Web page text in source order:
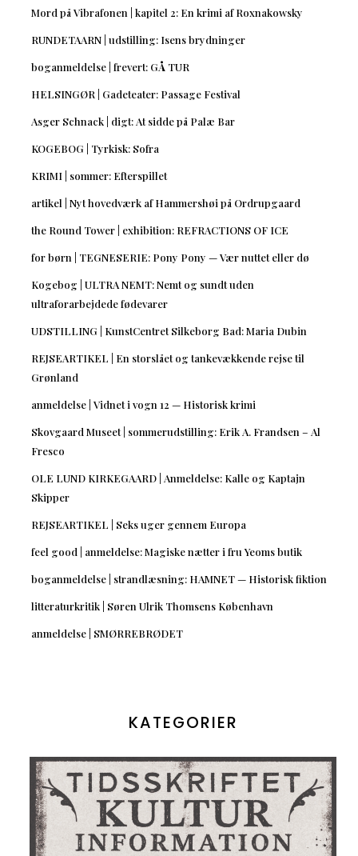
Mord på Vibrafonen | kapitel 2: En krimi af Roxnakowsky
RUNDETAARN | udstilling: Isens brydninger
boganmeldelse | frevert: GÅ TUR
HELSINGØR | Gadeteater: Passage Festival
Asger Schnack | digt: At sidde på Palæ Bar
KOGEBOG | Tyrkisk: Sofra
KRIMI | sommer: Efterspillet
artikel | Nyt hovedværk af Hammershøi på Ordrupgaard
the Round Tower | exhibition: REFRACTIONS OF ICE
for børn | TEGNESERIE: Pony Pony — Vær nuttet eller dø
Kogebog | ULTRA NEMT: Nemt og sundt uden
ultraforarbejdede fødevarer
UDSTILLING | KunstCentret Silkeborg Bad: Maria Dubin
REJSEARTIKEL | En storslået og tankevækkende rejse til
Grønland
anmeldelse | Vidnet i vogn 12 — Historisk krimi
Skovgaard Museet | sommerudstilling: Erik A. Frandsen – Al
Fresco
OLE LUND KIRKEGAARD | Anmeldelse: Kalle og Kaptajn
Skipper
REJSEARTIKEL | Seks uger gennem Europa
feel good | anmeldelse: Magiske nætter i fru Yeoms butik
boganmeldelse | strandlæsning: HAMNET — Historisk fiktion
litteraturkritik | Søren Ulrik Thomsens København
anmeldelse | SMØRREBRØDET
KATEGORIER